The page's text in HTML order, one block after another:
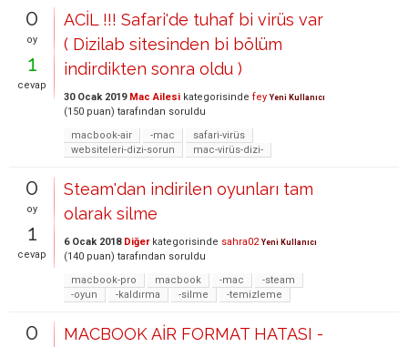
0
oy
1
cevap
ACİL !!! Safari'de tuhaf bi virüs var
( Dizilab sitesinden bi bölüm
indirdikten sonra oldu )
30 Ocak 2019 Mac Ailesi kategorisinde fey Yeni Kullanıcı
(150 puan) tarafından soruldu
macbook-air
-mac
safari-virüs
websiteleri-dizi-sorun
mac-virüs-dizi-
0
oy
1
cevap
Steam'dan indirilen oyunları tam
olarak silme
6 Ocak 2018 Diğerkategorisinde sahra02 Yeni Kullanıcı
(140 puan) tarafından soruldu
macbook-pro
macbook -mac
-steam
-oyun
-kaldırma -silme -temizleme
0
MACBOOK AİR FORMAT HATASI -